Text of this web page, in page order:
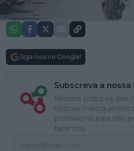
Siga-nos no Google!
Subscreva a
Recebe todos os dias
notícias mais quentes
profissional, para não
fazemos.